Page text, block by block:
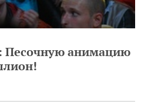
Песочную анимацию